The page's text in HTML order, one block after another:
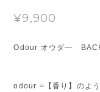
¥9,900
Odour オウダ―
odour =【香り】のよう